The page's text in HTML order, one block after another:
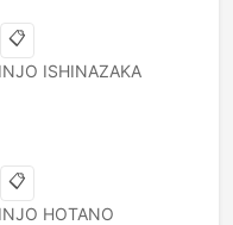
📋
ISHINAZAKA
📋
HOTANO